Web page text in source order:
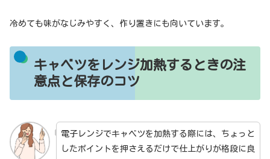
冷めても味がなじみやすく、作り置きにも向いています。
キャベツをレンジ加熱するときの注
意点と保存のコツ
電子レンジでキャベツを加熱する際には、ちょっと
したポイントを押さえるだけで仕上がりが格段に良